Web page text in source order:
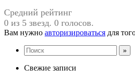
Средний рейтинг
0 из 5 звезд. 0 голосов.
Вам нужно авторизироваться для
Свежие записи